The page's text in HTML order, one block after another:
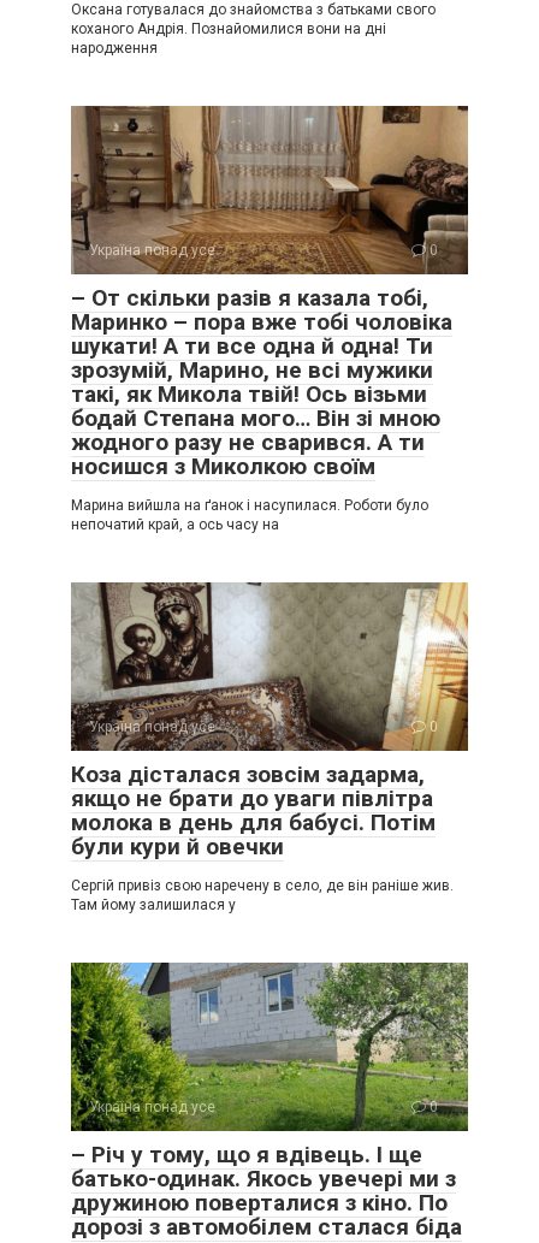
Оксана готувалася до знайомства з батьками свого
коханого Андрія. Познайомилися вони на дні
народження
Україна понад усе 0
– От скільки разів я казала тобі,
Маринко – пора вже тобі чоловіка
шукати! А ти все одна й одна! Ти
зрозумій, Марино, не всі мужики
такі, як Микола твій! Ось візьми
бодай Степана мого… Він зі мною
жодного разу не сварився. А ти
носишся з Миколкою своїм
Марина вийшла на ґанок і насупилася. Роботи було
непочатий край, а ось часу на
Україна понад усе 0
Коза дісталася зовсім задарма,
якщо не брати до уваги півлітра
молока в день для бабусі. Потім
були кури й овечки
Сергій привіз свою наречену в село, де він раніше жив.
Там йому залишилася у
Україна понад усе 0
– Річ у тому, що я вдівець. І ще
батько-одинак. Якось увечері ми з
дружиною поверталися з кіно. По
дорозі з автомобілем сталася біда